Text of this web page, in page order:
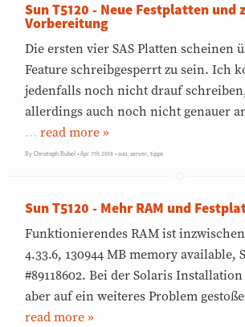
Sun T5120 - Neue Festplatten und
Vorbereitung
Die ersten vier SAS Platten scheinen
Feature schreibgesperrt zu sein. Ich
jedenfalls noch nicht drauf
allerdings auch noch nicht genauer
…
»
ByChristoph Bubel Apr 7th 2018 •sun,server,tipps
Sun T5120 - Mehr RAM und
Funktionierendes RAM ist
4.33.6, 130944 MB memory available,
#89118602. Bei der Solaris
aber auf ein weiteres Problem
»